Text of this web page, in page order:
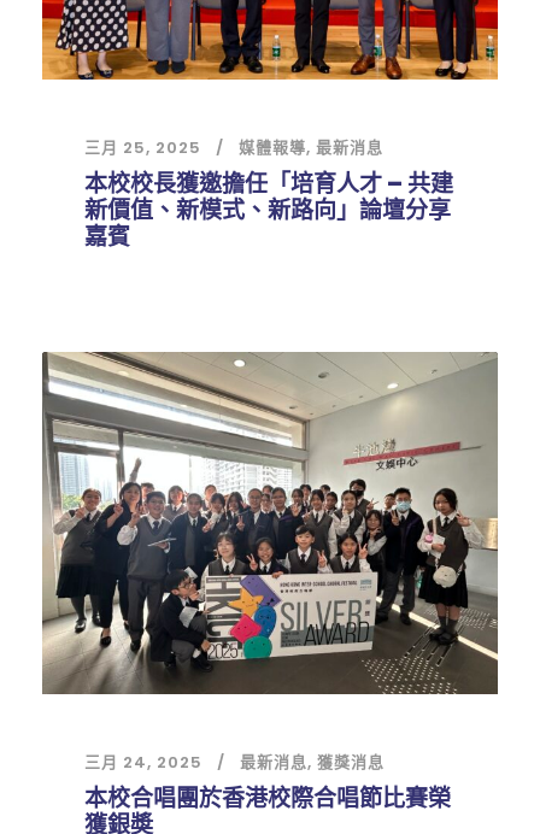
三月 25, 2025 媒體報導, 最新消息
本校校長獲邀擔任「培育人才 – 共建
新價值、新模式、新路向」論壇分享
嘉賓
三月 24, 2025 最新消息, 獲獎消息
本校合唱團於香港校際合唱節比賽榮
獲銀奬